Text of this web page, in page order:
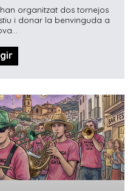
organitzat dos tornejos
i donar la benvinguda a